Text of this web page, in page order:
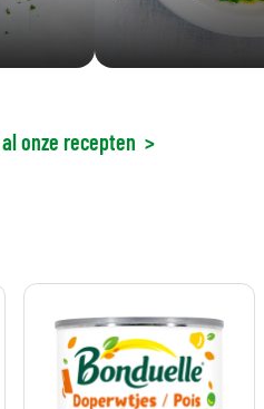
onze recepten >